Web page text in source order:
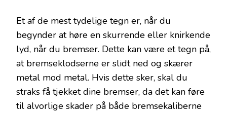
Et af de mest tydelige tegn er, når du
begynder at høre en skurrende eller knirkende
lyd, når du bremser. Dette kan være et tegn på,
at bremseklodserne er slidt ned og skærer
metal mod metal. Hvis dette sker, skal du
straks få tjekket dine bremser, da det kan føre
til alvorlige skader på både bremsekaliberne